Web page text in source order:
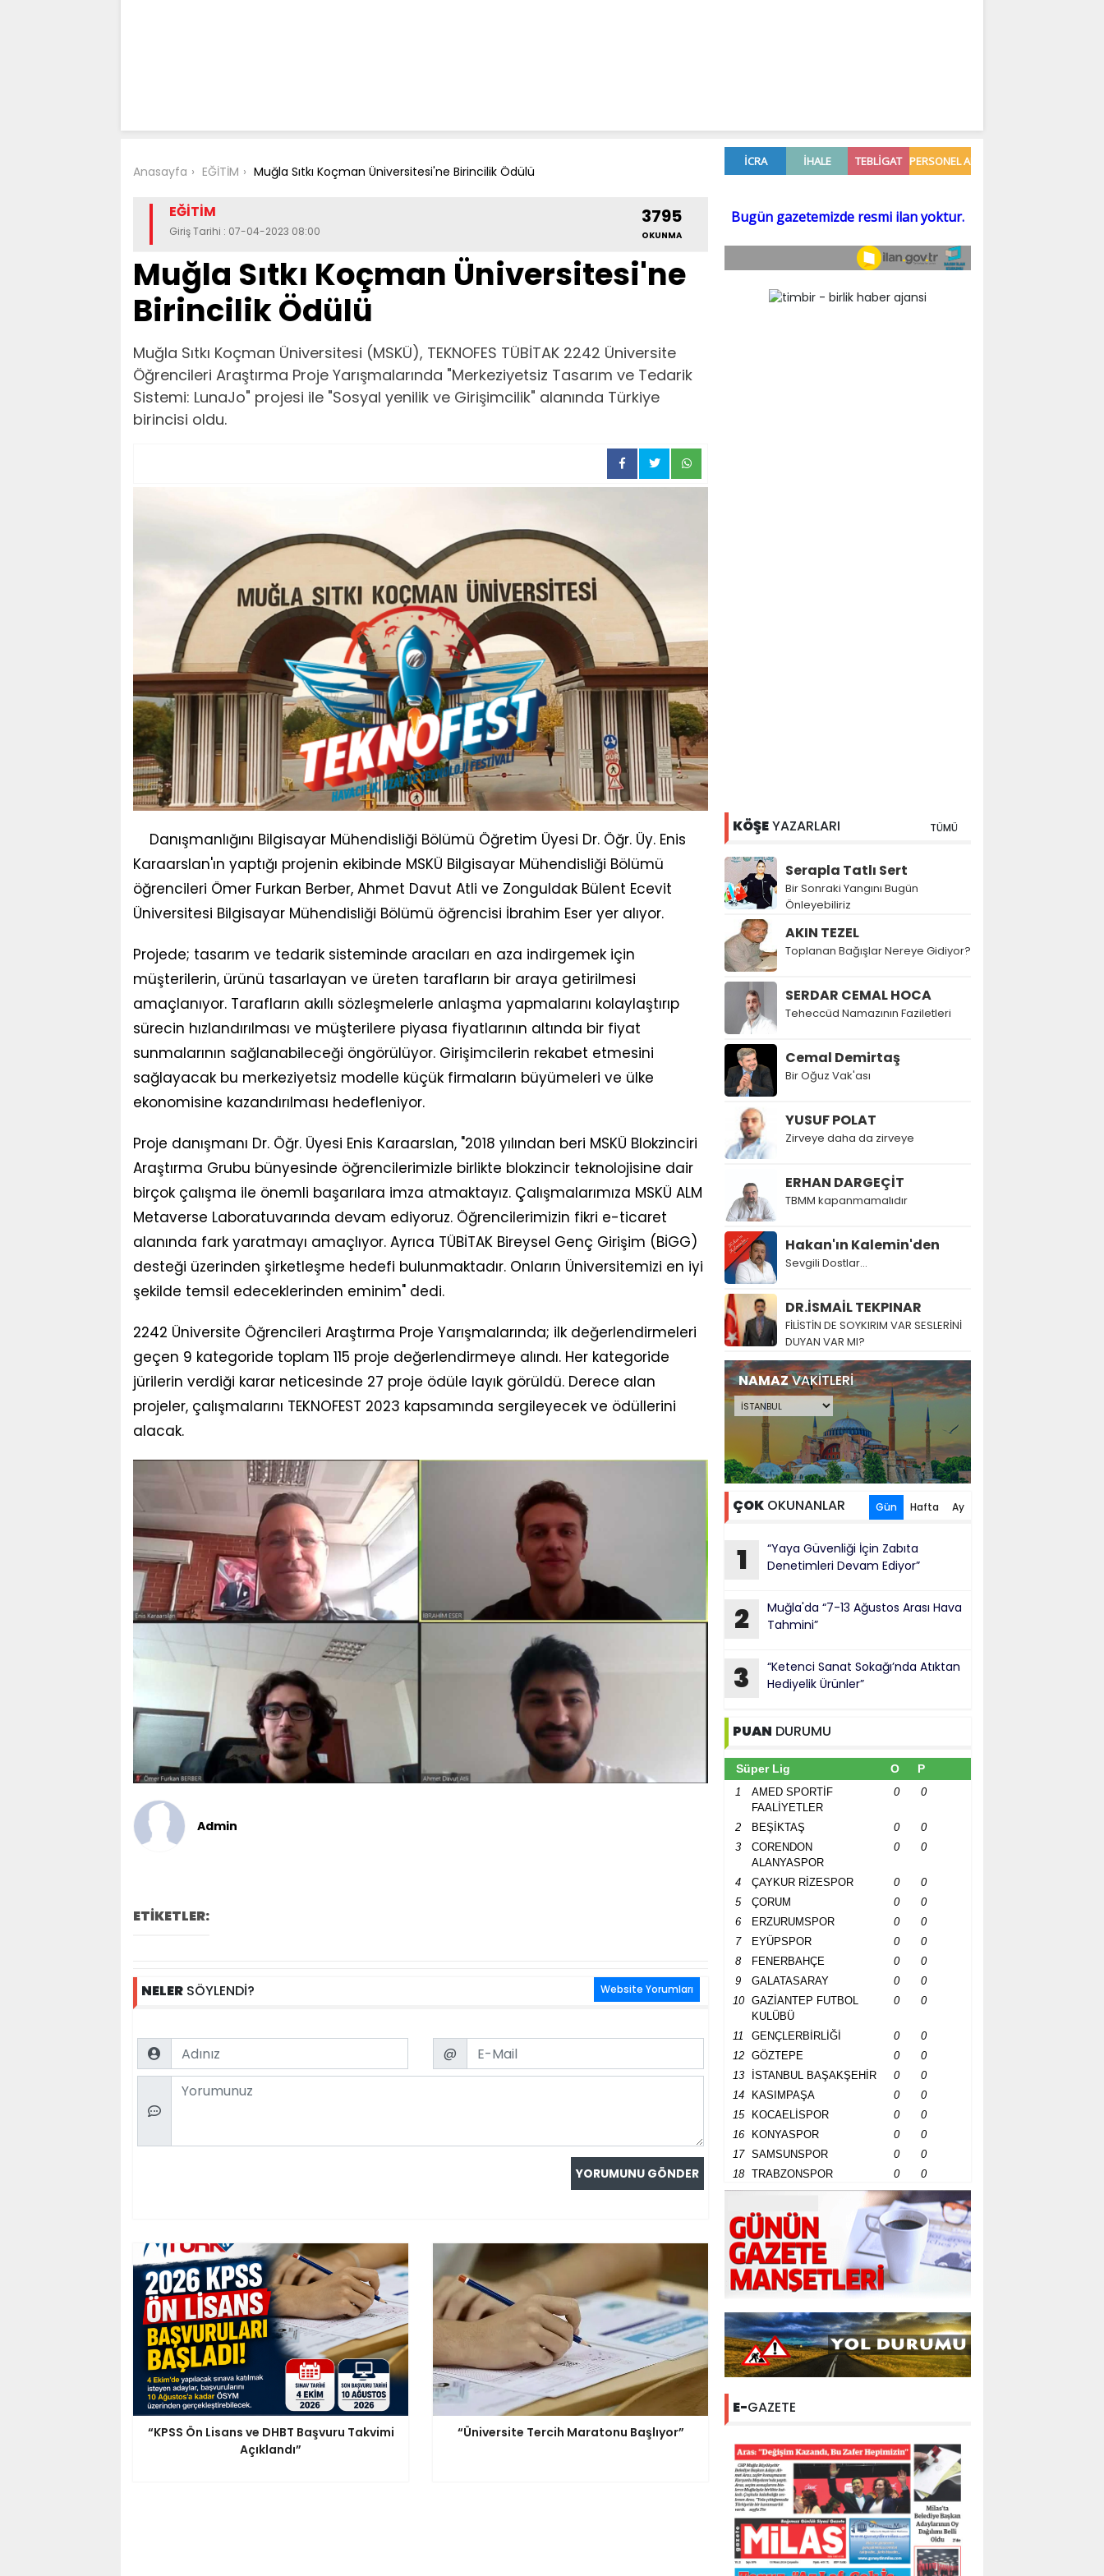
Anasayfa EĞİTİM Muğla Sıtkı Koçman Üniversitesi'ne Birincilik Ödülü
EĞİTİM
Giriş Tarihi : 07-04-2023 08:00
3795
OKUNMA
Muğla Sıtkı Koçman Üniversitesi'ne
Birincilik Ödülü
Muğla Sıtkı Koçman Üniversitesi (MSKÜ), TEKNOFES TÜBİTAK 2242 Üniversite
Öğrencileri Araştırma Proje Yarışmalarında "Merkeziyetsiz Tasarım ve Tedarik
Sistemi: LunaJo" projesi ile "Sosyal yenilik ve Girişimcilik" alanında Türkiye
birincisi oldu.
Danışmanlığını Bilgisayar Mühendisliği Bölümü Öğretim Üyesi Dr. Öğr. Üy. Enis
Karaarslan'ın yaptığı projenin ekibinde MSKÜ Bilgisayar Mühendisliği Bölümü
öğrencileri Ömer Furkan Berber, Ahmet Davut Atli ve Zonguldak Bülent Ecevit
Üniversitesi Bilgisayar Mühendisliği Bölümü öğrencisi İbrahim Eser yer alıyor.
Projede; tasarım ve tedarik sisteminde aracıları en aza indirgemek için
müşterilerin, ürünü tasarlayan ve üreten tarafların bir araya getirilmesi
amaçlanıyor. Tarafların akıllı sözleşmelerle anlaşma yapmalarını kolaylaştırıp
sürecin hızlandırılması ve müşterilere piyasa fiyatlarının altında bir fiyat
sunmalarının sağlanabileceği öngörülüyor. Girişimcilerin rekabet etmesini
sağlayacak bu merkeziyetsiz modelle küçük firmaların büyümeleri ve ülke
ekonomisine kazandırılması hedefleniyor.
Proje danışmanı Dr. Öğr. Üyesi Enis Karaarslan, "2018 yılından beri MSKÜ Blokzinciri
Araştırma Grubu bünyesinde öğrencilerimizle birlikte blokzincir teknolojisine dair
birçok çalışma ile önemli başarılara imza atmaktayız. Çalışmalarımıza MSKÜ ALM
Metaverse Laboratuvarında devam ediyoruz. Öğrencilerimizin fikri e-ticaret
alanında fark yaratmayı amaçlıyor. Ayrıca TÜBİTAK Bireysel Genç Girişim (BİGG)
desteği üzerinden şirketleşme hedefi bulunmaktadır. Onların Üniversitemizi en iyi
şekilde temsil edeceklerinden eminim" dedi.
2242 Üniversite Öğrencileri Araştırma Proje Yarışmalarında; ilk değerlendirmeleri
geçen 9 kategoride toplam 115 proje değerlendirmeye alındı. Her kategoride
jürilerin verdiği karar neticesinde 27 proje ödüle layık görüldü. Derece alan
projeler, çalışmalarını TEKNOFEST 2023 kapsamında sergileyecek ve ödüllerini
alacak.
Admin
ETİKETLER:
NELER SÖYLENDİ? Website Yorumları
Name Email
@
Comment
“KPSS Ön Lisans ve DHBT Başvuru Takvimi
Açıklandı”
“Üniversite Tercih Maratonu Başlıyor”
KÖŞEYAZARLARI TÜMÜ
Serapla Tatlı Sert
Bir Sonraki Yangını Bugün
Önleyebiliriz
AKIN TEZEL
Toplanan Bağışlar Nereye Gidiyor?
SERDAR CEMAL HOCA
Teheccüd Namazının Faziletleri
Cemal Demirtaş
Bir Oğuz Vak'ası
YUSUF POLAT
Zirveye daha da zirveye
ERHAN DARGEÇİT
TBMM kapanmamalıdır
Hakan'ın Kalemin'den
Sevgili Dostlar...
DR.İSMAİL TEKPINAR
FİLİSTİN DE SOYKIRIM VAR SESLERİNİ
DUYAN VAR MI?
NAMAZVAKİTLERİ
ÇOK OKUNANLAR Gün Hafta Ay
1
“Yaya Güvenliği İçin Zabıta
Denetimleri Devam Ediyor”
2
Muğla'da “7-13 Ağustos Arası Hava
Tahmini”
3
“Ketenci Sanat Sokağı’nda Atıktan
Hediyelik Ürünler”
PUAN DURUMU
Süper Lig O P
1
AMED SPORTİF
FAALİYETLER
0 0
2 BEŞİKTAŞ 0
0
3
CORENDON
ALANYASPOR
0 0
4 ÇAYKUR RİZESPOR 0
0
5
ÇORUM 0
0
6
ERZURUMSPOR 0
0
7
EYÜPSPOR 0
0
8
FENERBAHÇE 0
0
9
GALATASARAY 0
0
10
GAZİANTEP FUTBOL
KULÜBÜ
0 0
11 GENÇLERBİRLİĞİ 0
0
12
GÖZTEPE 0
0
13
İSTANBUL BAŞAKŞEHİR 0
0
14
KASIMPAŞA 0
0
15
KOCAELİSPOR 0
0
16
KONYASPOR 0
0
17
SAMSUNSPOR 0
0
18
TRABZONSPOR 0 0
E-GAZETE